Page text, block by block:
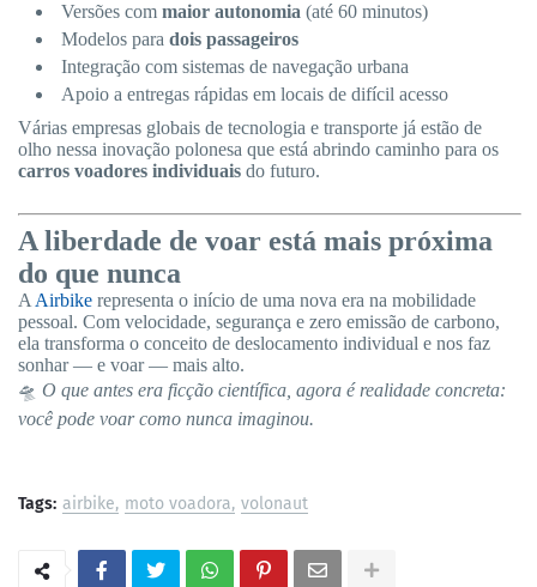
Versões com maior autonomia (até 60 minutos)
Modelos para dois passageiros
Integração com sistemas de navegação urbana
Apoio a entregas rápidas em locais de difícil acesso
Várias empresas globais de tecnologia e transporte já estão de
olho nessa inovação polonesa que está abrindo caminho para os
carros voadores individuais do futuro.
A liberdade de voar está mais próxima
do que nunca
A Airbike representa o início de uma nova era na mobilidade
pessoal. Com velocidade, segurança e zero emissão de carbono,
ela transforma o conceito de deslocamento individual e nos faz
sonhar — e voar — mais alto.
🛸 O que antes era ficção científica, agora é realidade concreta:
você pode voar como nunca imaginou.
Tags: airbike moto voadora volonaut